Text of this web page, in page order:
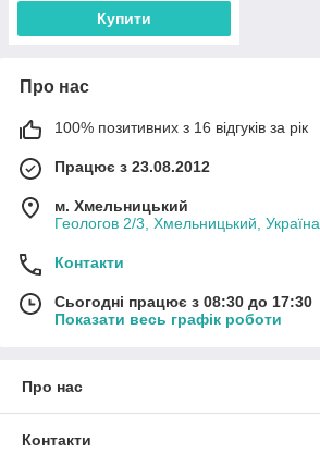
Купити
Про нас
100% позитивних з 16 відгуків за рік
Працює з 23.08.2012
м. Хмельницький
Геологов 2/3, Хмельницький, Україна
Контакти
Сьогодні працює з 08:30 до 17:30
Показати весь графік роботи
Про нас
Контакти